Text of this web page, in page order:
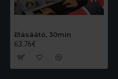
Etäsäätö, 30min
63.76€